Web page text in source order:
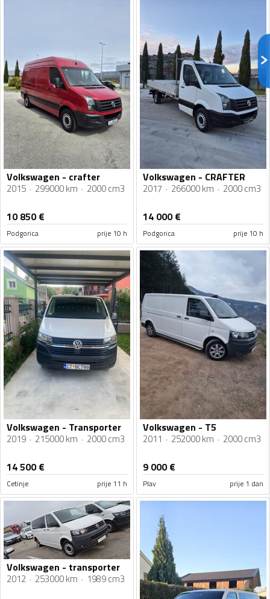
Volkswagen - crafter
2015 299000 km 2000 cm3
10 850€
Podgorica prije 10 h
Volkswagen - CRAFTER
2017 266000 km 2000 cm3
14 000€
Podgorica prije 10 h
Volkswagen - Transporter
2019 215000 km 2000 cm3
14 500€
Cetinje prije 11 h
Volkswagen - T5
2011 252000 km 2000 cm3
9 000€
Plav prije 1 dan
Volkswagen - transporter
2012 253000 km 1989 cm3